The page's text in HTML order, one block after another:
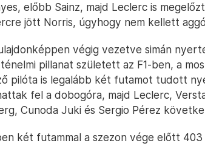
előbb Sainz, majd Leclerc is
jött Norris, úgyhogy nem kellett
végig vezetve simán
pillanat született az F1-ben, a
pilóta is legalább két futamot tudott
fel a dobogóra, majd Leclerc,
Cunoda Juki és Sergio Pérez
két futammal a szezon vége előtt